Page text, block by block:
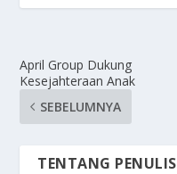
April Group Dukung
Kesejahteraan Anak
SEBELUMNYA
TENTANG PENULIS